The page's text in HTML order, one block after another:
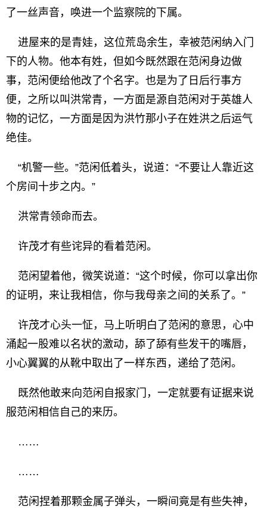
了一丝声音，唤进一个监察院的下属。
进屋来的是青娃，这位荒岛余生，幸被范闲纳入门
下的人物。他本有姓，但如今既然跟在范闲身边做
事，范闲便给他改了个名字。也是为了日后行事方
便，之所以叫洪常青，一方面是源自范闲对于英雄人
物的记忆，一方面是因为洪竹那小子在姓洪之后运气
绝佳。
“机警一些。”范闲低着头，说道：“不要让人靠近这
个房间十步之内。”
洪常青领命而去。
许茂才有些诧异的看着范闲。
范闲望着他，微笑说道：“这个时候，你可以拿出你
的证明，来让我相信，你与我母亲之间的关系了。”
许茂才心头一怔，马上听明白了范闲的意思，心中
涌起一股难以名状的激动，舔了舔有些发干的嘴唇，
小心翼翼的从靴中取出了一样东西，递给了范闲。
既然他敢来向范闲自报家门，一定就要有证据来说
服范闲相信自己的来历。
……
……
范闲捏着那颗金属子弹头，一瞬间竟是有些失神，